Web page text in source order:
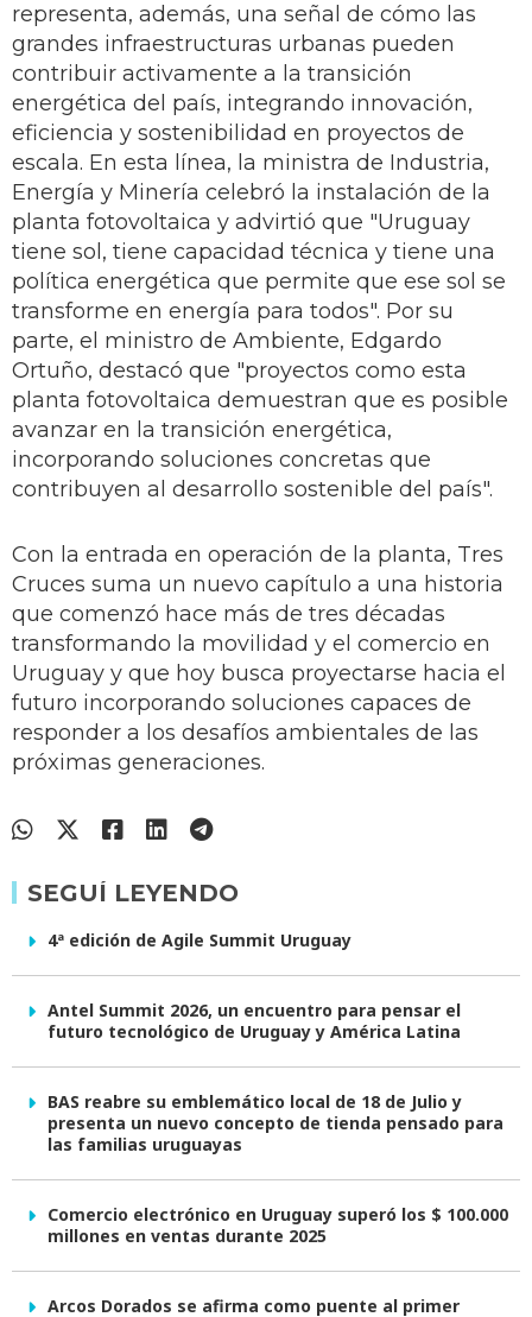
representa, además, una señal de cómo las
grandes infraestructuras urbanas pueden
contribuir activamente a la transición
energética del país, integrando innovación,
eficiencia y sostenibilidad en proyectos de
escala. En esta línea, la ministra de Industria,
Energía y Minería celebró la instalación de la
planta fotovoltaica y advirtió que "Uruguay
tiene sol, tiene capacidad técnica y tiene una
política energética que permite que ese sol se
transforme en energía para todos". Por su
parte, el ministro de Ambiente, Edgardo
Ortuño, destacó que "proyectos como esta
planta fotovoltaica demuestran que es posible
avanzar en la transición energética,
incorporando soluciones concretas que
contribuyen al desarrollo sostenible del país".
Con la entrada en operación de la planta, Tres
Cruces suma un nuevo capítulo a una historia
que comenzó hace más de tres décadas
transformando la movilidad y el comercio en
Uruguay y que hoy busca proyectarse hacia el
futuro incorporando soluciones capaces de
responder a los desafíos ambientales de las
próximas generaciones.
SEGUÍ LEYENDO
4ª edición de Agile Summit Uruguay
Antel Summit 2026, un encuentro para pensar el
futuro tecnológico de Uruguay y América Latina
BAS reabre su emblemático local de 18 de Julio y
presenta un nuevo concepto de tienda pensado para
las familias uruguayas
Comercio electrónico en Uruguay superó los $ 100.000
millones en ventas durante 2025
Arcos Dorados se afirma como puente al primer